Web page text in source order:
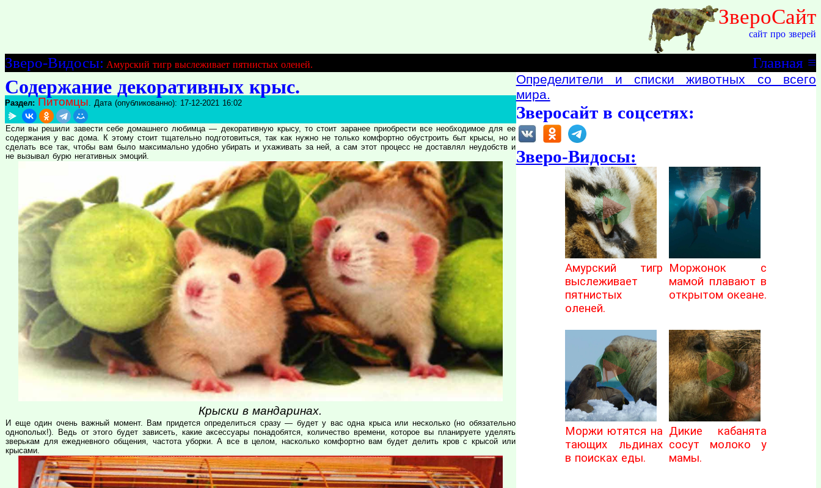
ЗвероСайт
сайт про зверей
≡
Главная
Зверо-Видосы: Амурский тигр выслеживает пятнистых оленей.
Содержание декоративных крыс.
Раздел: Питомцы. Дата (опубликованно): 17-12-2021 16:02
Если вы решили завести себе домашнего любимца — декоративную крысу, то стоит заранее приобрести все необходимое для ее
содержания у вас дома. К этому стоит тщательно подготовиться, так как нужно не только комфортно обустроить быт крысы, но и
сделать все так, чтобы вам было максимально удобно убирать и ухаживать за ней, а сам этот процесс не доставлял неудобств и
не вызывал бурю негативных эмоций.
Крыски в мандаринах.
И еще один очень важный момент. Вам придется определиться сразу — будет у вас одна крыса или несколько (но обязательно
однополых!). Ведь от этого будет зависеть, какие аксессуары понадобятся, количество времени, которое вы планируете уделять
зверькам для ежедневного общения, частота уборки. А все в целом, насколько комфортно вам будет делить кров с крысой или
крысами.
Определители и списки животных со всего
мира.
Зверосайт в соцсетях:
Зверо-Видосы:
Амурский тигр
выслеживает
пятнистых
оленей.
Моржонок с
мамой плавают в
открытом океане.
Моржи ютятся на
тающих льдинах
в поисках еды.
Дикие кабанята
сосут молоко у
мамы.